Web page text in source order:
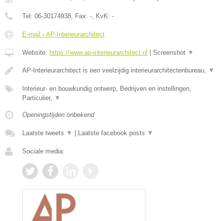
Tel: 06-30174938, Fax: -, KvK: -
E-mail › AP-Interieurarchitect
Website: https://www.ap-interieurarchitect.nl Screenshot ▼
AP-Interieurarchitect is een veelzijdig interieurarchitectenbureau, ▼
Interieur- en bouwkundig ontwerp, Bedrijven en instellingen,
Particulier, ▼
Openingstijden onbekend
Laatste tweets ▼ Laatste facebook posts ▼
Sociale media: